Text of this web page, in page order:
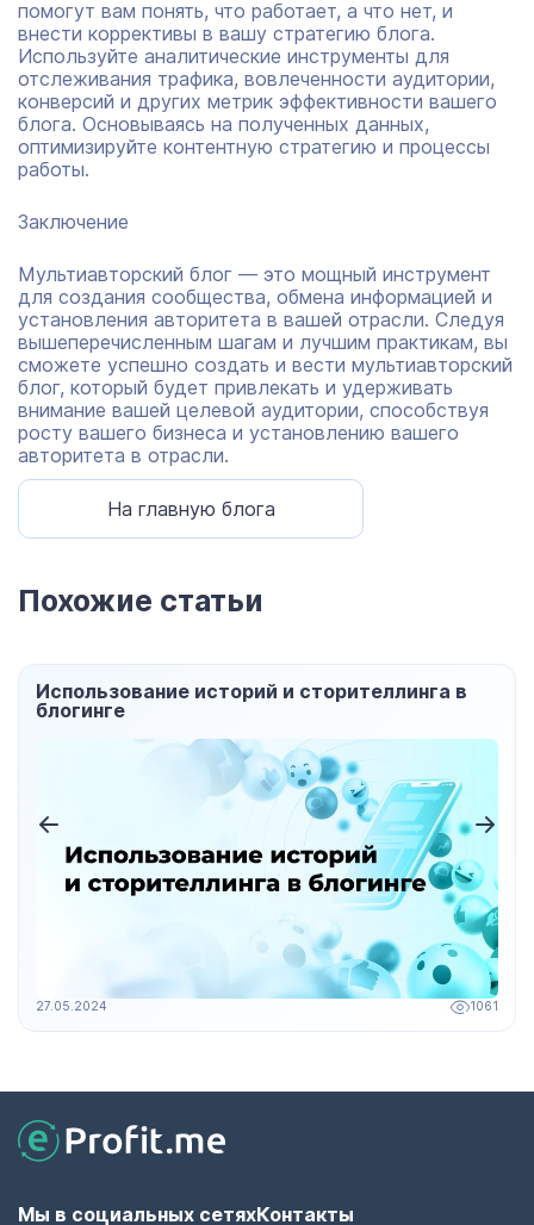
помогут вам понять, что работает, а что нет, и
внести коррективы в вашу стратегию блога.
Используйте аналитические инструменты для
отслеживания трафика, вовлеченности аудитории,
конверсий и других метрик эффективности вашего
блога. Основываясь на полученных данных,
оптимизируйте контентную стратегию и процессы
работы.
Заключение
Мультиавторский блог — это мощный инструмент
для создания сообщества, обмена информацией и
установления авторитета в вашей отрасли. Следуя
вышеперечисленным шагам и лучшим практикам, вы
сможете успешно создать и вести мультиавторский
блог, который будет привлекать и удерживать
внимание вашей целевой аудитории, способствуя
росту вашего бизнеса и установлению вашего
авторитета в отрасли.
На главную блога
Похожие статьи
Использование историй и сторителлинга в
блогинге
27.05.2024 1061
Мы в социальных сетяхКонтакты